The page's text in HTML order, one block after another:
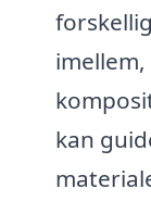
kan